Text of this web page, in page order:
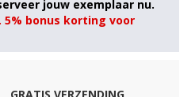
5% bonus korting voor